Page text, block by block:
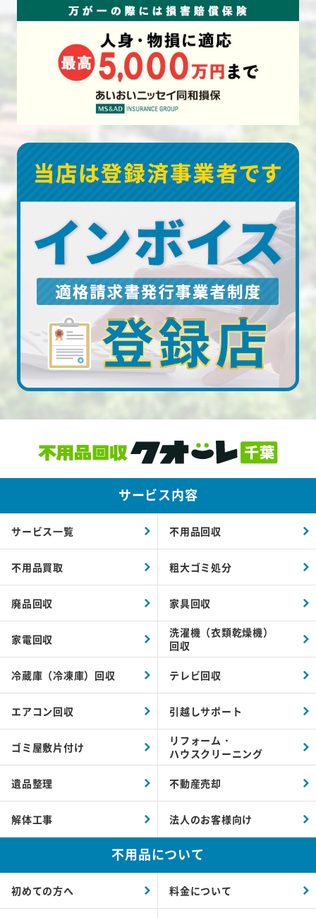
サービス内容
サービス一覧 不用品回収
不用品買取 粗大ゴミ処分
廃品回収 家具回収
家電回収
洗濯機（衣類乾燥機）
回収
冷蔵庫（冷凍庫）回収 テレビ回収
エアコン回収 引越しサポート
ゴミ屋敷片付け
リフォーム・
ハウスクリーニング
遺品整理 不動産売却
解体工事 法人のお客様向け
不用品について
初めての方へ 料金について